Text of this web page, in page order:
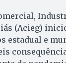
(Acieg)
estadual e